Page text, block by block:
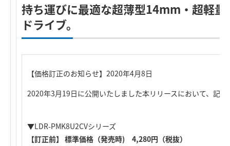
持ち運びに最適な超薄型14mm・超軽
ドライブ。
【価格訂正のお知らせ】2020年4月8日
2020年3月19日に公開いたしました本リリースにおいて、記
▼LDR-PMK8U2CVシリーズ
【訂正前】 標準価格（発売時) 4,280円（税抜）